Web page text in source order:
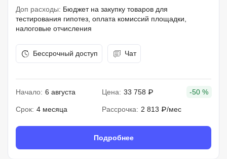
Доп расходы: Бюджет на закупку товаров для
тестирования гипотез, оплата комиссий площадки,
налоговые отчисления
Бессрочный доступ Чат
Начало: 6 августа Цена: 33 758 ₽ -50 %
Срок: 4 месяца Рассрочка: 2 813 ₽/мес
Подробнее